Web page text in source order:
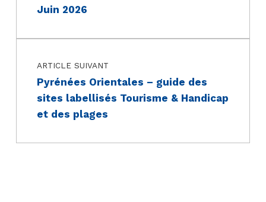
Juin 2026
ARTICLE SUIVANT
Pyrénées Orientales – guide des
sites labellisés Tourisme & Handicap
et des plages